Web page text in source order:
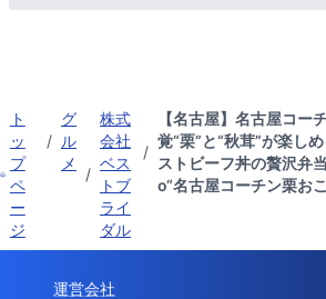
ト
ッ
プ
ペ
ー
ジ
/
グ
ル
メ
/
株式
会社
ベス
トブ
ライ
ダル
/
【名古屋】名古屋コー
覚“栗”と“秋茸”が楽し
ストビーフ丼の贅沢弁
o“名古屋コーチン栗お
運営会社